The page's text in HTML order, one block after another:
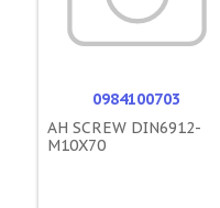
0984100703
AH SCREW DIN6912-
M10X70